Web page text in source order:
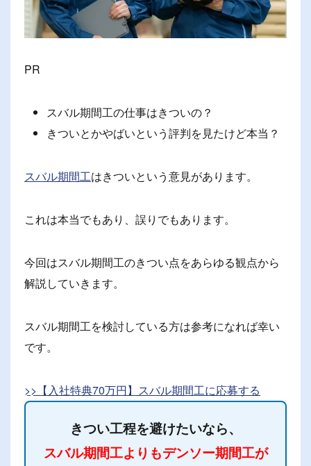
PR
スバル期間工の仕事はきついの？
きついとかやばいという評判を見たけど本当？
スバル期間工はきついという意見があります。
これは本当でもあり、誤りでもあります。
今回はスバル期間工のきつい点をあらゆる観点から
解説していきます。
スバル期間工を検討している方は参考になれば幸い
です。
>>【入社特典70万円】スバル期間工に応募する
きつい工程を避けたいなら、
スバル期間工よりもデンソー期間工が